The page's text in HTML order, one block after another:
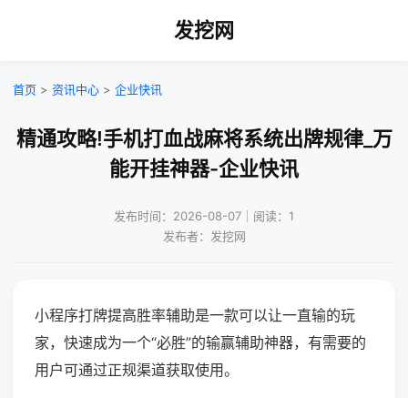
发挖网
首页 > 资讯中心 > 企业快讯
精通攻略!手机打血战麻将系统出牌规律_万
能开挂神器-企业快讯
发布时间：2026-08-07｜阅读：1
发布者：发挖网
小程序打牌提高胜率辅助是一款可以让一直输的玩
家，快速成为一个“必胜”的输赢辅助神器，有需要的
用户可通过正规渠道获取使用。